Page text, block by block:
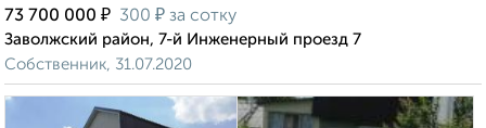
73 700 000 ₽ 300 ₽ за сотку
Заволжский район, 7-й Инженерный проезд 7
Собственник, 31.07.2020